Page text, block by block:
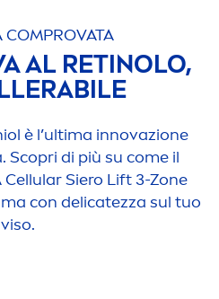
COMPROVATA
AL RETINOLO,
è l’ultima innovazione
di più su come il
CellularSiero Lift 3-Zone
con delicatezza sul tuo
viso.